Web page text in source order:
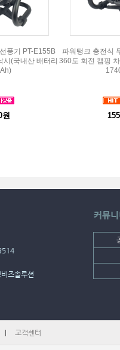
풍기 PT-E155B
시(국내산 배터리
원
파워탱크 충전식
360도 회전 캠핑
즈솔루션
커뮤니
고객센터